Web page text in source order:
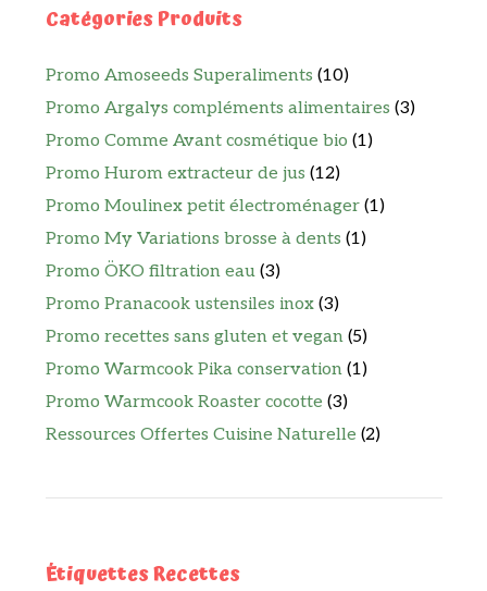
Catégories Produits
Promo Amoseeds Superaliments (10)
Promo Argalys compléments alimentaires (3)
Promo Comme Avant cosmétique bio (1)
Promo Hurom extracteur de jus (12)
Promo Moulinex petit électroménager (1)
Promo My Variations brosse à dents (1)
Promo ÖKO filtration eau (3)
Promo Pranacook ustensiles inox (3)
Promo recettes sans gluten et vegan (5)
Promo Warmcook Pika conservation (1)
Promo Warmcook Roaster cocotte (3)
Ressources Offertes Cuisine Naturelle (2)
Étiquettes Recettes